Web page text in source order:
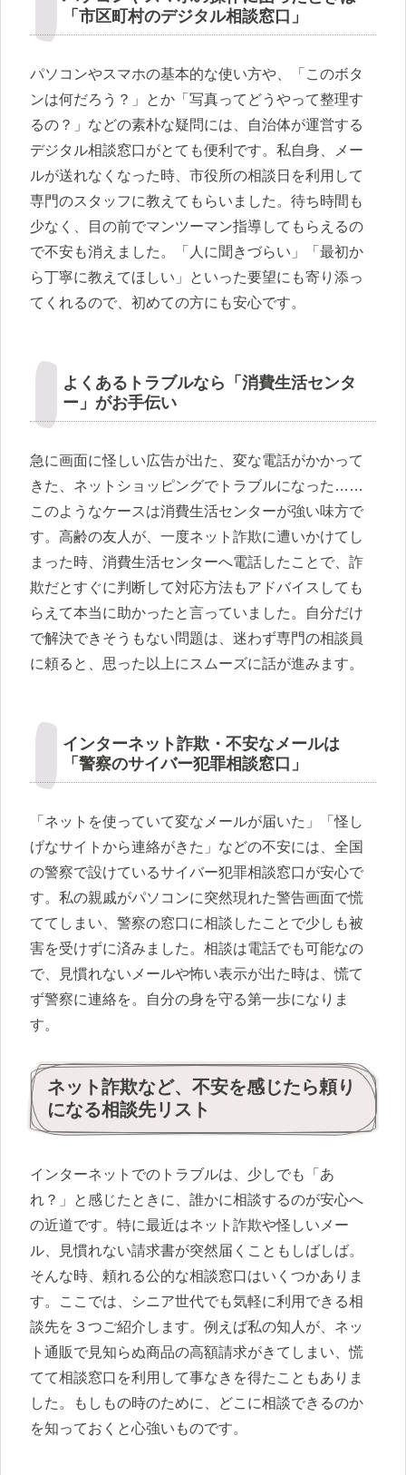
「市区町村のデジタル相談窓口」
パソコンやスマホの基本的な使い方や、「このボタ
ンは何だろう？」とか「写真ってどうやって整理す
るの？」などの素朴な疑問には、自治体が運営する
デジタル相談窓口がとても便利です。私自身、メー
ルが送れなくなった時、市役所の相談日を利用して
専門のスタッフに教えてもらいました。待ち時間も
少なく、目の前でマンツーマン指導してもらえるの
で不安も消えました。「人に聞きづらい」「最初か
ら丁寧に教えてほしい」といった要望にも寄り添っ
てくれるので、初めての方にも安心です。
よくあるトラブルなら「消費生活センタ
ー」がお手伝い
急に画面に怪しい広告が出た、変な電話がかかって
きた、ネットショッピングでトラブルになった……
このようなケースは消費生活センターが強い味方で
す。高齢の友人が、一度ネット詐欺に遭いかけてし
まった時、消費生活センターへ電話したことで、詐
欺だとすぐに判断して対応方法もアドバイスしても
らえて本当に助かったと言っていました。自分だけ
で解決できそうもない問題は、迷わず専門の相談員
に頼ると、思った以上にスムーズに話が進みます。
インターネット詐欺・不安なメールは
「警察のサイバー犯罪相談窓口」
「ネットを使っていて変なメールが届いた」「怪し
げなサイトから連絡がきた」などの不安には、全国
の警察で設けているサイバー犯罪相談窓口が安心で
す。私の親戚がパソコンに突然現れた警告画面で慌
ててしまい、警察の窓口に相談したことで少しも被
害を受けずに済みました。相談は電話でも可能なの
で、見慣れないメールや怖い表示が出た時は、慌て
ず警察に連絡を。自分の身を守る第一歩になりま
す。
ネット詐欺など、不安を感じたら頼り
になる相談先リスト
インターネットでのトラブルは、少しでも「あ
れ？」と感じたときに、誰かに相談するのが安心へ
の近道です。特に最近はネット詐欺や怪しいメー
ル、見慣れない請求書が突然届くこともしばしば。
そんな時、頼れる公的な相談窓口はいくつかありま
す。ここでは、シニア世代でも気軽に利用できる相
談先を３つご紹介します。例えば私の知人が、ネッ
ト通販で見知らぬ商品の高額請求がきてしまい、慌
てて相談窓口を利用して事なきを得たこともありま
した。もしもの時のために、どこに相談できるのか
を知っておくと心強いものです。